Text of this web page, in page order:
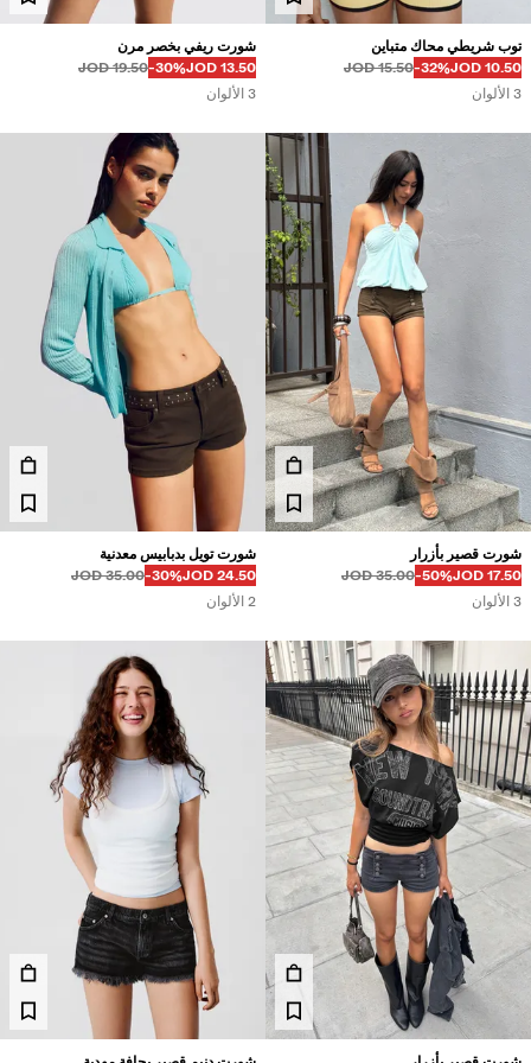
توب شريطي محاك متباين
10.50 JOD
‭-32%‬
15.50 JOD
3 الألوان
شورت ريفي بخصر مرن
السعر بالخصم
13.50 JOD خصم من ‭-30%‬ قبل 19.50 JOD قبل
3 الألوان
شورت قصير بأزرار
17.50 JOD
‭-50%‬
35.00 JOD
3 الألوان
شورت تويل بدبابيس معدنية
السعر بالخصم
24.50 JOD خصم من ‭-30%‬ قبل 35.00 JOD قبل
2 الألوان